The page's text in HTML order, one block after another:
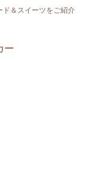
ド＆スイーツをご紹介
ー